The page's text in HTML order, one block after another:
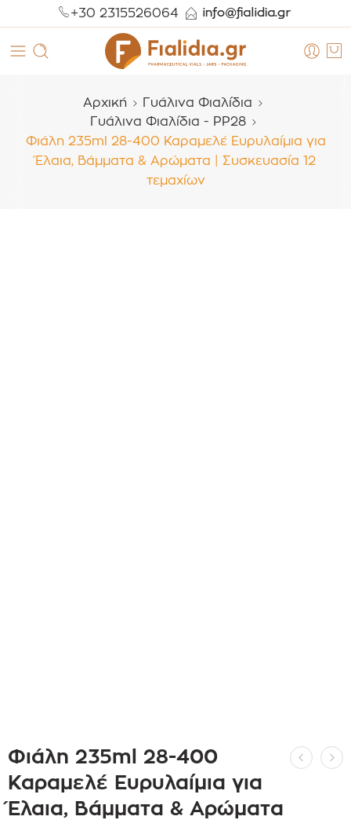
+30 2315526064
Αρχική
Γυάλινα Φιαλίδια
Γυάλινα Φιαλίδια - PP28
Φιάλη 235ml 28-400 Καραμελέ Ευρυλαίμια για
Έλαια, Βάμματα & Αρώματα | Συσκευασία 12
τεμαχίων
Φιάλη 235ml 28-400
Καραμελέ Ευρυλαίμια για
Έλαια, Βάμματα & Αρώματα